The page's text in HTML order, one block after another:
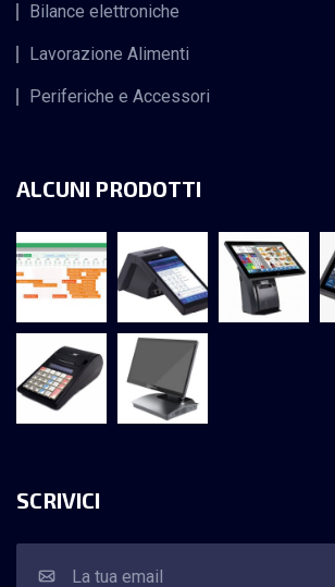
Bilance elettroniche
Lavorazione Alimenti
Periferiche e Accessori
ALCUNI PRODOTTI
SCRIVICI